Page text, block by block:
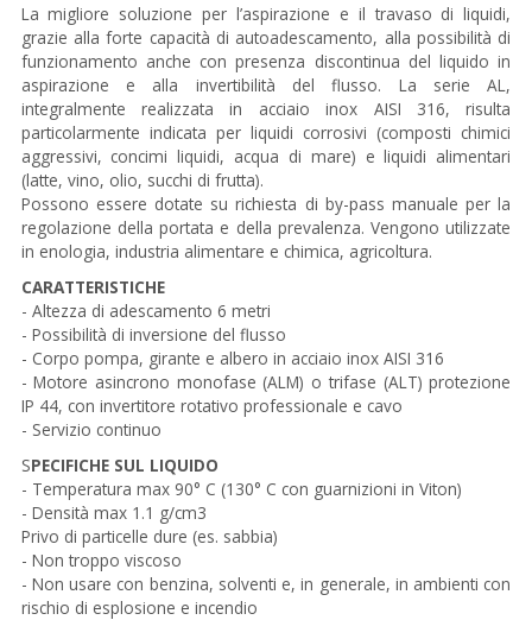
La migliore soluzione per l’aspirazione e il travaso di liquidi,
grazie alla forte capacità di autoadescamento, alla possibilità di
funzionamento anche con presenza discontinua del liquido in
aspirazione e alla invertibilità del flusso. La serie AL,
integralmente realizzata in acciaio inox AISI 316, risulta
particolarmente indicata per liquidi corrosivi (composti chimici
aggressivi, concimi liquidi, acqua di mare) e liquidi alimentari
(latte, vino, olio, succhi di frutta).
Possono essere dotate su richiesta di by-pass manuale per la
regolazione della portata e della prevalenza. Vengono utilizzate
in enologia, industria alimentare e chimica, agricoltura.
CARATTERISTICHE
- Altezza di adescamento 6 metri
- Possibilità di inversione del flusso
- Corpo pompa, girante e albero in acciaio inox AISI 316
- Motore asincrono monofase (ALM) o trifase (ALT) protezione
IP 44, con invertitore rotativo professionale e cavo
- Servizio continuo
SPECIFICHE SUL LIQUIDO
- Temperatura max 90° C (130° C con guarnizioni in Viton)
- Densità max 1.1 g/cm3
Privo di particelle dure (es. sabbia)
- Non troppo viscoso
- Non usare con benzina, solventi e, in generale, in ambienti con
rischio di esplosione e incendio